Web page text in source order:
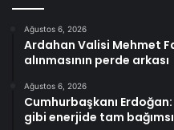
Ağustos 6, 2026
Ardahan Valisi Mehmet
alınmasının perde arkası
Ağustos 6, 2026
Cumhurbaşkanı
gibi enerjide tam